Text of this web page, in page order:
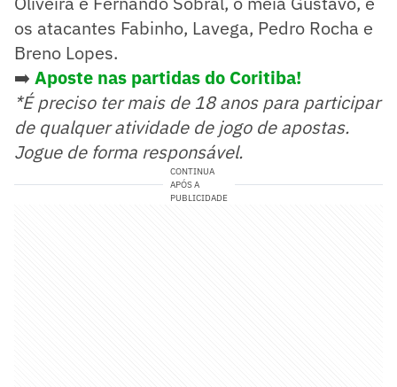
os atacantes Fabinho, Lavega, Pedro Rocha e
Breno Lopes.
➡️ Aposte nas partidas do Coritiba!
*É preciso ter mais de 18 anos para participar
de qualquer atividade de jogo de apostas.
Jogue de forma responsável.
CONTINUA
APÓS A
PUBLICIDADE